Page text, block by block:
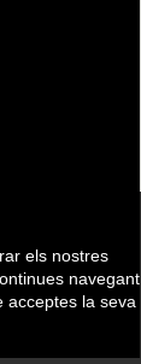
els nostres
navegant
acceptes la seva